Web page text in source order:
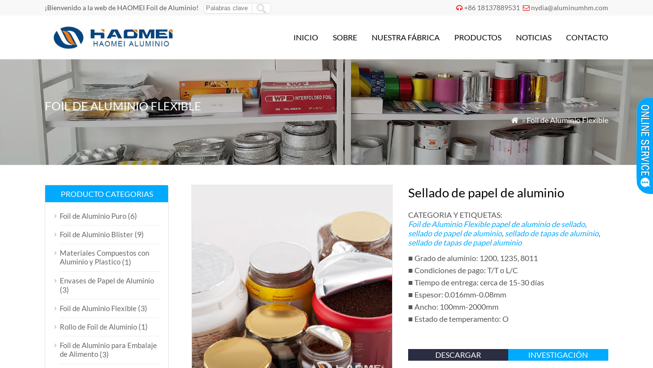
¡Bienvenido a la web de HAOMEI Foil de Aluminio!  +86 18137889531  nydia@aluminumhm.com
INICIO SOBRE NUESTRA FÁBRICA PRODUCTOS NOTICIAS CONTACTO
FOIL DE ALUMINIO FLEXIBLE
 »Foil de Aluminio Flexible
Sellado de papel de aluminio
CATEGORIA Y ETIQUETAS:
Foil de Aluminio Flexible papel de aluminio de sellado,
sellado de papel de aluminio, sellado de tapas de aluminio,
sellado de tapas de papel aluminio
■ Grado de aluminio: 1200, 1235, 8011
■ Condiciones de pago: T/T o L/C
■ Tiempo de entrega: cerca de 15-30 días
■ Espesor: 0.016mm-0.08mm
■ Ancho: 100mm-2000mm
■ Estado de temperamento: O
DESCARGAR INVESTIGACIÓN
PRODUCTO CATEGORIAS
Foil de Aluminio Puro (6)
Foil de Aluminio Blister (9)
Materiales Compuestos con
Aluminio y Plastico (1)
Envases de Papel de Aluminio
(3)
Foil de Aluminio Flexible (3)
Rollo de Foil de Aluminio (1)
Foil de Aluminio para Embalaje
de Alimento (3)